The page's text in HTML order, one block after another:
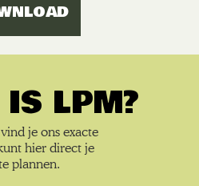
LPM?
je ons exacte
hier direct je
plannen.